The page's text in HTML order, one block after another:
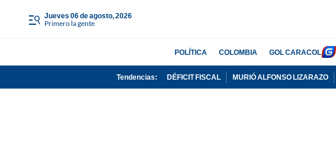
jueves 06 de agosto, 2026
Primero la gente
POLÍTICA COLOMBIA GOL CARACOL
Tendencias: DÉFICIT FISCAL MURIÓ ALFONSO LIZARAZO